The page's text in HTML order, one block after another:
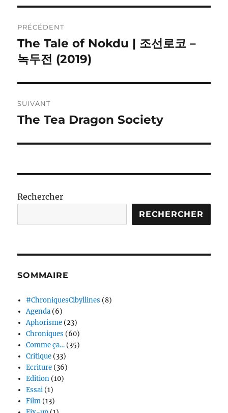
de
l’article
PRÉCÉDENT
Publication
précédente :
The Tale of Nokdu | 조선로코 –
녹두전 (2019)
SUIVANT
Publication
The Tea Dragon Society
Rechercher
RECHERCHER
SOMMAIRE
#ChroniquesCibyllines (8)
Agenda(6)
Aphorisme(23)
Chroniques (60)
Comme ça…(35)
Critique(33)
Ecriture(36)
Edition(10)
Essai(1)
Film(13)